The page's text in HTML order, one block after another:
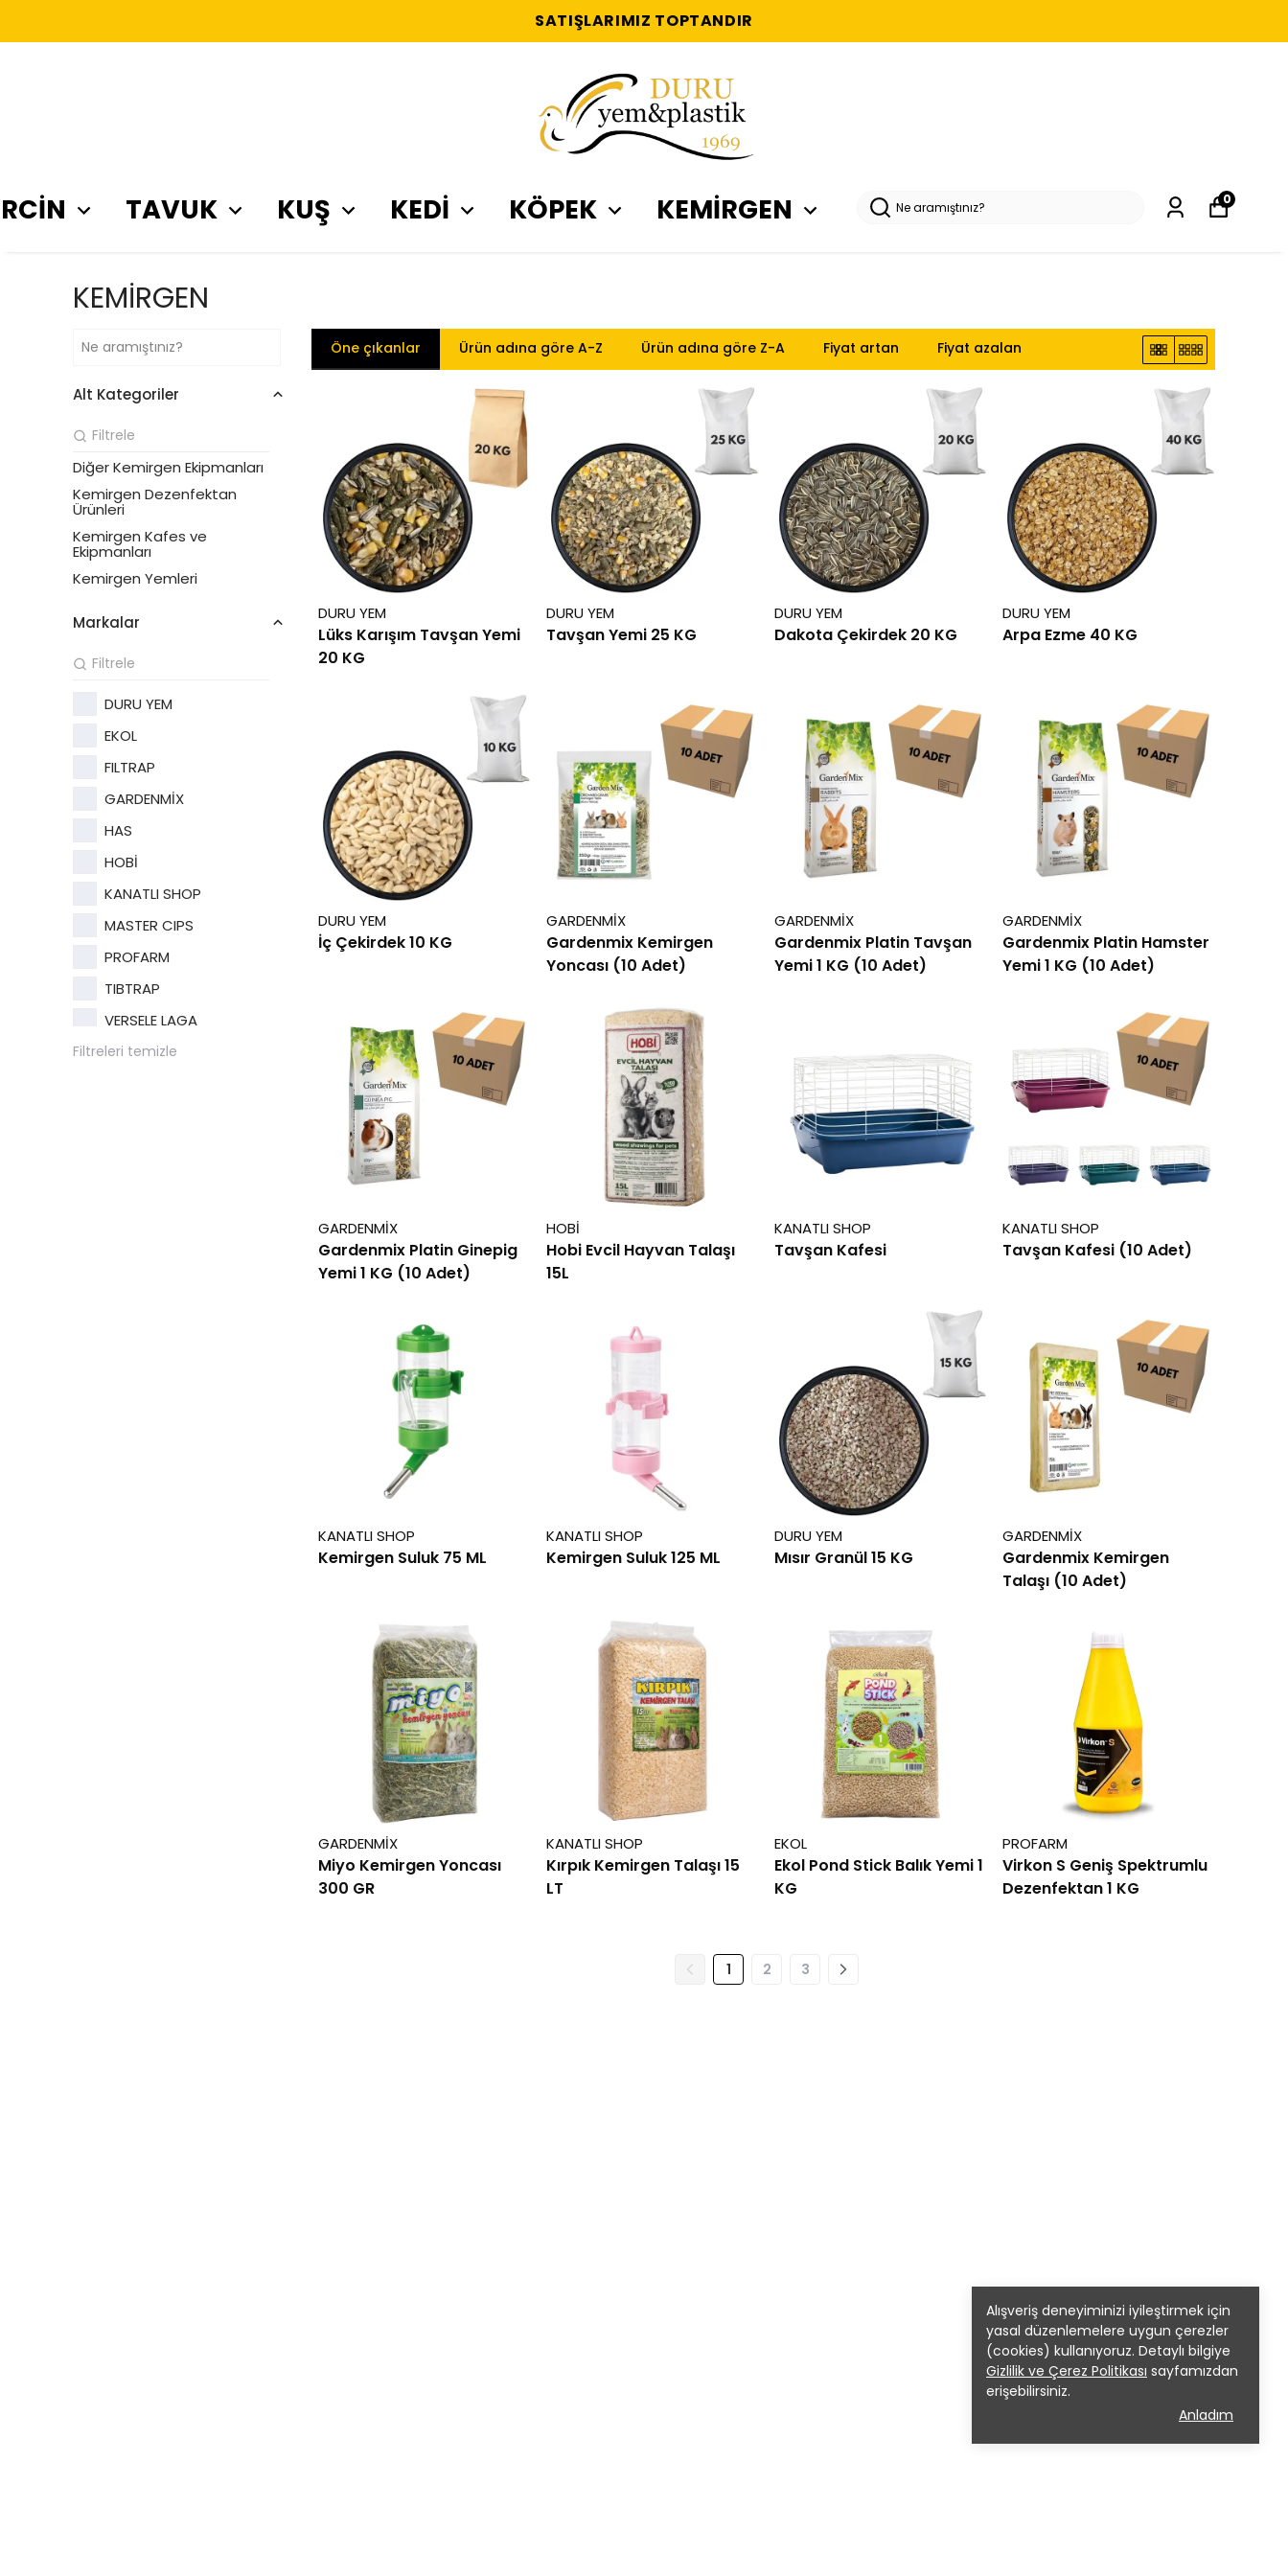
SATIŞLARIMIZ TOPTANDIR
TAVUK KUŞ KEDİ KÖPEK KEMİRGEN 0
Alışveriş deneyiminizi iyileştirmek için
yasal düzenlemelere uygun çerezler
(cookies) kullanıyoruz. Detaylı bilgiye
Gizlilik ve Çerez Politikası sayfamızdan
erişebilirsiniz.
Anladım
KEMİRGEN
Öne çıkanlar Ürün adına göre A-Z Ürün adına göre Z-A Fiyat artan Fiyat azalan
Alt Kategoriler
Diğer Kemirgen Ekipmanları
Kemirgen Dezenfektan
Ürünleri
Kemirgen Kafes ve
Ekipmanları
Kemirgen Yemleri
Markalar
DURU YEM
EKOL
FILTRAP
GARDENMİX
HAS
HOBİ
KANATLI SHOP
MASTER CIPS
PROFARM
TIBTRAP
VERSELE LAGA
Filtreleri temizle
DURU YEM
Lüks Karışım Tavşan Yemi
20 KG
DURU YEM
Tavşan Yemi 25 KG
DURU YEM
Dakota Çekirdek 20 KG
DURU YEM
Arpa Ezme 40 KG
DURU YEM
İç Çekirdek 10 KG
GARDENMİX
Gardenmix Kemirgen
Yoncası (10 Adet)
GARDENMİX
Gardenmix Platin Tavşan
Yemi 1 KG (10 Adet)
GARDENMİX
Gardenmix Platin Hamster
Yemi 1 KG (10 Adet)
GARDENMİX
Gardenmix Platin Ginepig
Yemi 1 KG (10 Adet)
HOBİ
Hobi Evcil Hayvan Talaşı
15L
KANATLI SHOP
Tavşan Kafesi
KANATLI SHOP
Tavşan Kafesi (10 Adet)
KANATLI SHOP
Kemirgen Suluk 75 ML
KANATLI SHOP
Kemirgen Suluk 125 ML
DURU YEM
Mısır Granül 15 KG
GARDENMİX
Gardenmix Kemirgen
Talaşı (10 Adet)
GARDENMİX
Miyo Kemirgen Yoncası
300 GR
KANATLI SHOP
Kırpık Kemirgen Talaşı 15
LT
EKOL
Ekol Pond Stick Balık Yemi 1
KG
PROFARM
Virkon S Geniş Spektrumlu
Dezenfektan 1 KG
1 2 3